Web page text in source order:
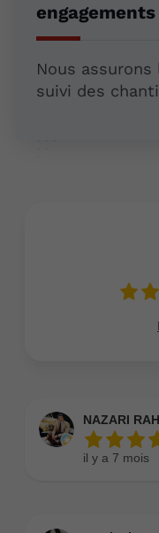
engagements
Nous
suivi des